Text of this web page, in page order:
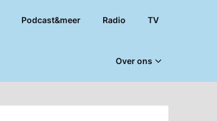
Podcast&meer Radio TV
Over ons